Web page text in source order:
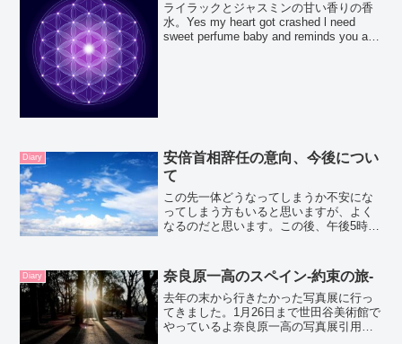
ライラックとジャスミンの甘い香りの香
水。Yes my heart got crashed l need
sweet perfume baby and reminds you all
Diary
安倍首相辞任の意向、今後につい
て
この先一体どうなってしまうか不安にな
ってしまう方もいると思いますが、よく
なるのだと思います。この後、午後5時に
ます。すぐに辞めるのか、後任が決まる
まで辞めるのかなどはま...
Diary 奈良原一高のスペイン‐約束の旅‐
去年の末から行きたかった写真展に行っ
てきました。1月26日まで世田谷美術館で
やっているよ奈良原一高の写真展引用